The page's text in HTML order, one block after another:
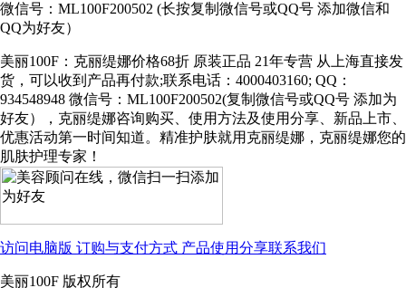
微信号：ML100F200502 (长按复制微信号或QQ号 添加微信和
QQ为好友）
美丽100F：克丽缇娜价格68折 原装正品 21年专营 从上海直接发
货，可以收到产品再付款;联系电话：4000403160; QQ：
934548948 微信号：ML100F200502(复制微信号或QQ号 添加为
好友），克丽缇娜咨询购买、使用方法及使用分享、新品上市、
优惠活动第一时间知道。精准护肤就用克丽缇娜，克丽缇娜您的
肌肤护理专家！
访问电脑版 订购与支付方式 产品使用分享联系我们
美丽100F 版权所有